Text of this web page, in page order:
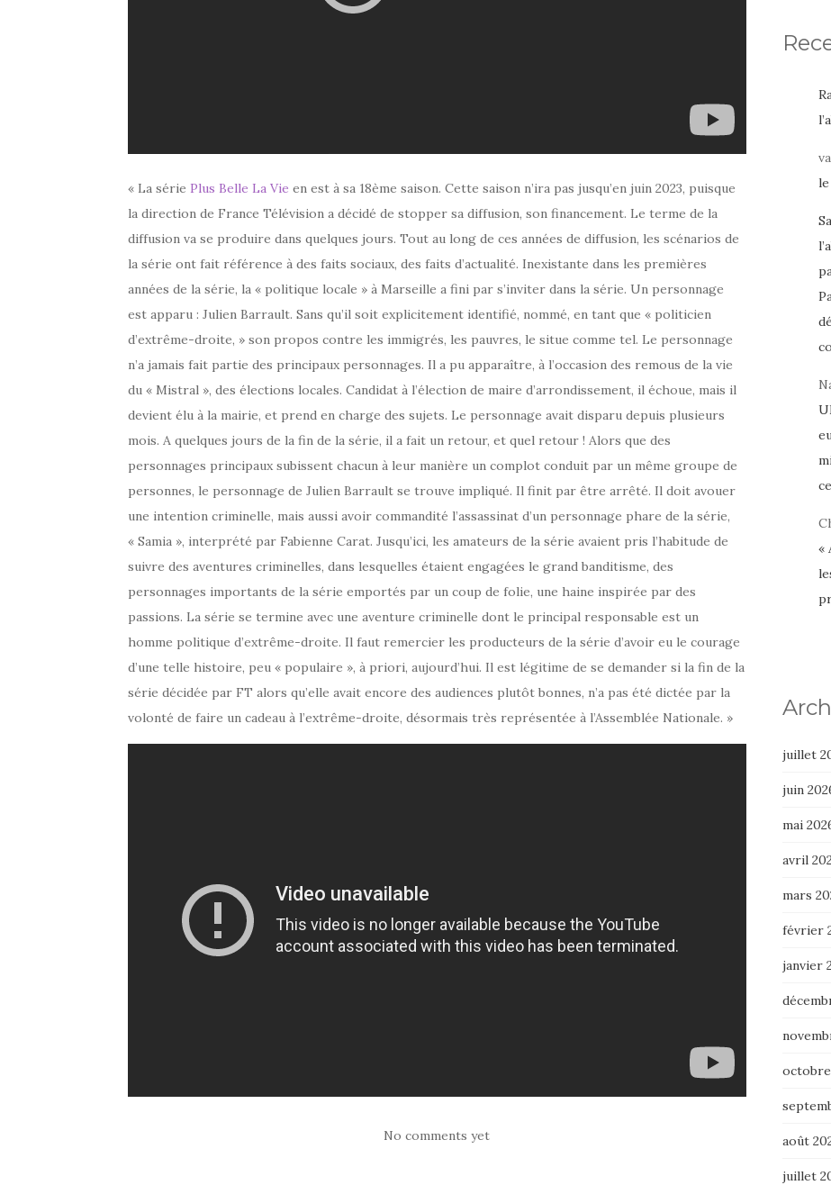
« La série Plus Belle La Vie en est à sa 18ème saison. Cette saison n’ira pas jusqu’en juin 2023, puisque
la direction de France Télévision a décidé de stopper sa diffusion, son financement. Le terme de la
diffusion va se produire dans quelques jours. Tout au long de ces années de diffusion, les scénarios de
la série ont fait référence à des faits sociaux, des faits d’actualité. Inexistante dans les premières
années de la série, la « politique locale » à Marseille a fini par s’inviter dans la série. Un personnage
est apparu : Julien Barrault. Sans qu’il soit explicitement identifié, nommé, en tant que « politicien
d’extrême-droite, » son propos contre les immigrés, les pauvres, le situe comme tel. Le personnage
n’a jamais fait partie des principaux personnages. Il a pu apparaître, à l’occasion des remous de la vie
du « Mistral », des élections locales. Candidat à l’élection de maire d’arrondissement, il échoue, mais il
devient élu à la mairie, et prend en charge des sujets. Le personnage avait disparu depuis plusieurs
mois. A quelques jours de la fin de la série, il a fait un retour, et quel retour ! Alors que des
personnages principaux subissent chacun à leur manière un complot conduit par un même groupe de
personnes, le personnage de Julien Barrault se trouve impliqué. Il finit par être arrêté. Il doit avouer
une intention criminelle, mais aussi avoir commandité l’assassinat d’un personnage phare de la série,
« Samia », interprété par Fabienne Carat. Jusqu’ici, les amateurs de la série avaient pris l’habitude de
suivre des aventures criminelles, dans lesquelles étaient engagées le grand banditisme, des
personnages importants de la série emportés par un coup de folie, une haine inspirée par des
passions. La série se termine avec une aventure criminelle dont le principal responsable est un
homme politique d’extrême-droite. Il faut remercier les producteurs de la série d’avoir eu le courage
d’une telle histoire, peu « populaire », à priori, aujourd’hui. Il est légitime de se demander si la fin de la
série décidée par FT alors qu’elle avait encore des audiences plutôt bonnes, n’a pas été dictée par la
volonté de faire un cadeau à l’extrême-droite, désormais très représentée à l’Assemblée Nationale. »
No comments yet
le
«
juillet
juin
mai
avril
mars
février
janvier
octobre
août
juillet